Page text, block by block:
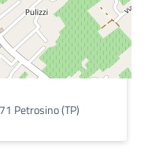
Petrosino (TP)